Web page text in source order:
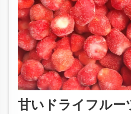
甘いドライフルー